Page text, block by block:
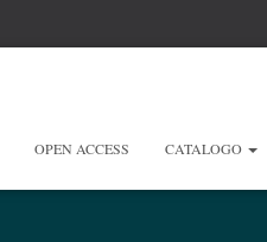
OPEN ACCESS CATALOGO